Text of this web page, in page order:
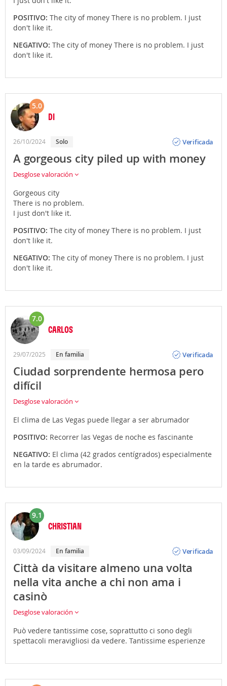
POSITIVO: The city of money There is no problem. I just
don't like it.
NEGATIVO: The city of money There is no problem. I just
don't like it.
5.0
DI
26/10/2024 solo
Verificada
A gorgeous city piled up with money
Desglose valoración
Gorgeous city
There is no problem.
I just don't like it.
POSITIVO: The city of money There is no problem. I just
don't like it.
NEGATIVO: The city of money There is no problem. I just
don't like it.
7.0
CARLOS
29/07/2025 en familia
Verificada
Ciudad sorprendente hermosa pero
difícil
Desglose valoración
El clima de Las Vegas puede llegar a ser abrumador
POSITIVO: Recorrer las Vegas de noche es fascinante
NEGATIVO: El clima (42 grados centígrados) especialmente
en la tarde es abrumador.
9.1
CHRISTIAN
03/09/2024 en familia
Verificada
Città da visitare almeno una volta
nella vita anche a chi non ama i
casinò
Desglose valoración
Può vedere tantissime cose, soprattutto ci sono degli
spettacoli meravigliosi da vedere. Tantissime esperienze